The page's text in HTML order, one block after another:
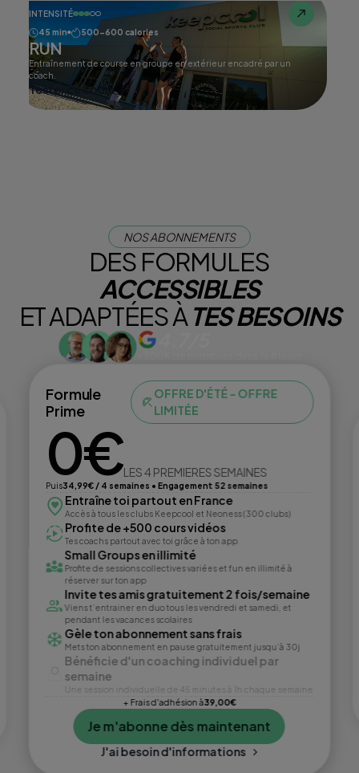
INTENSITÉ
45 min
500-600 calories
RUN
Entraînement de course en groupe en extérieur encadré par un
coach.
Tester ce cours
NOS ABONNEMENTS
DES FORMULES
ACCESSIBLES
ET ADAPTÉES ÀTES BESOINS
Formule
Prime
OFFRE D'ÉTÉ - OFFRE
LIMITÉE
0€LES 4 PREMIERES SEMAINES
Puis34,99€ / 4 semaines • Engagement 52 semaines
Entraîne toi partout en France
Accès à tous les clubs Keepcool et Neoness (300 clubs)
Profite de +500 cours vidéos
Tes coachs partout avec toi grâce à ton app
Small Groups en illimité
Profite de sessions collectives variées et fun en illimité à
réserver sur ton app
Invite tes amis gratuitement 2 fois/semaine
Viens t’entrainer en duo tous les vendredi et samedi, et
pendant les vacances scolaires
Gèle ton abonnement sans frais
Mets ton abonnement en pause gratuitement jusqu’à 30j
Bénéficie d'un coaching individuel par
semaine
Une session individuelle de 45 minutes à 1h chaque semaine
+ Frais d'adhésion à39,00€
Je m'abonne dès maintenant
J'ai besoin d'informations